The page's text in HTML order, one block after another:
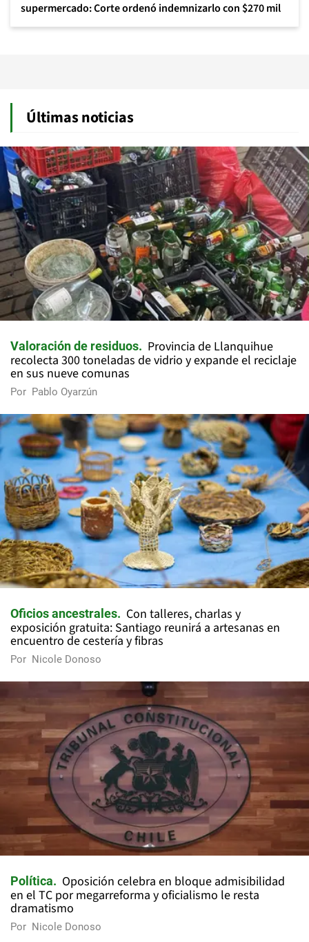
supermercado: Corte ordenó indemnizarlo con $270 mil
Últimas noticias
Valoración de residuos
Provincia de Llanquihue
recolecta 300 toneladas de vidrio y expande el reciclaje
en sus nueve comunas
Por Pablo Oyarzún
Oficios ancestrales
Con talleres, charlas y
exposición gratuita: Santiago reunirá a artesanas en
encuentro de cestería y fibras
Por Nicole Donoso
Política
Oposición celebra en bloque admisibilidad
en el TC por megarreforma y oficialismo le resta
dramatismo
Por Nicole Donoso